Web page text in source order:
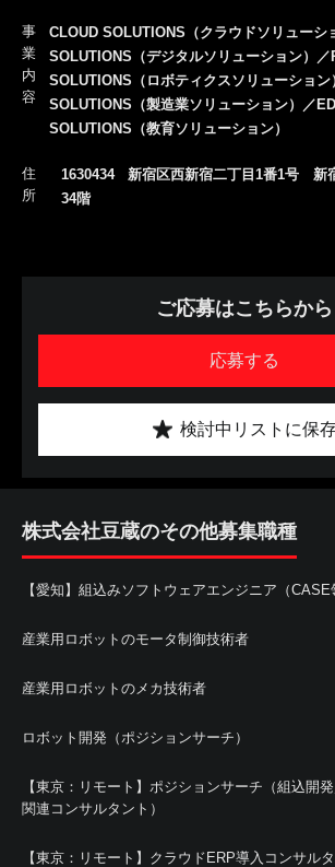
事
業
内
容
CLOUD SOLUTIONS（クラウドソリューシ
SOLUTIONS（デジタルソリューション）／
SOLUTIONS（ロボティクスソリューション
SOLUTIONS（製造業ソリューション）／
SOLUTIONS（教育ソリューション）
住
所
1630434 新宿区西新宿二丁目1番1号 新
34階
ご応募はこちらから
応募する
検討中リストに保
株式会社豆蔵のその他募集職種
【愛知】組込みソフトウェアエンジニア（CASE
産業用ロボットのモータ制御技術者
産業用ロボットのメカ技術者
ロボット開発（ポジションサーチ）
【東京：リモート】ポジションサーチ（組込開
関連コンサルタント）
【東京：リモート】クラウドERP導入コンサル